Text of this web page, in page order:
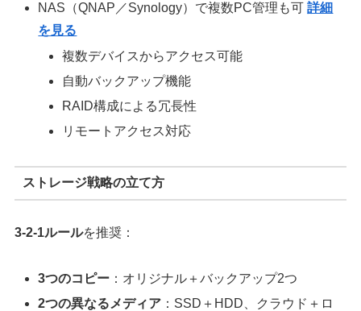
NAS（QNAP／Synology）で複数PC管理も可詳細
を見る
複数デバイスからアクセス可能
自動バックアップ機能
RAID構成による冗長性
リモートアクセス対応
ストレージ戦略の立て方
3-2-1ルールを推奨：
3つのコピー ：オリジナル＋バックアップ2つ
2つの異なるメディア ：SSD＋HDD、クラウド＋ロ